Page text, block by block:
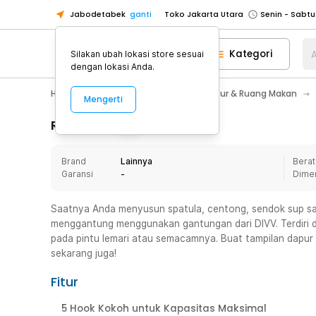
Jabodetabek ganti Toko Jakarta Utara
Toko Tangerang
Toko Cikupa
Pick n Go Jakarta Barat
Senin -
Pick n Go Bekasi
Senin - Jumat
Senin - Jumat
Senin -
Senin -
Toko Tangerang
Toko Cikupa
Pick n Go Jakarta Barat
Senin -
Kategori
Home Appliance Perlengkapan Dapur & Ruang Makan
Rincian Produk
Brand
Lainnya
Garansi
-
Saatnya Anda menyusun spatula, centong, sendok sup
menggantung menggunakan gantungan dari DIVV.
pada pintu lemari atau semacamnya. Buat tampilan
sekarang juga!
Fitur
5 Hook Kokoh untuk Kapasitas Maksimal
Silakan ubah lokasi store sesuai
dengan lokasi Anda.
Mengerti